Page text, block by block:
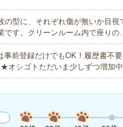
型に、それぞれ傷が無いか目視
です。クリーンルーム内で座り
前登録だけでもOK！履歴書不
オシゴトただいま少しずつ増加